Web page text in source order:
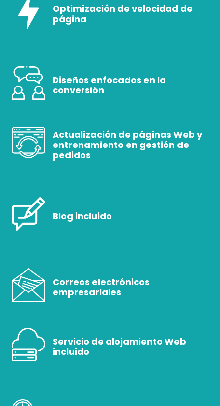
Optimización de velocidad de
página
Diseños enfocados en la
conversión
Actualización de páginas Web y
entrenamiento en gestión de
pedidos
Blog incluido
Correos electrónicos
empresariales
Servicio de alojamiento Web
incluido